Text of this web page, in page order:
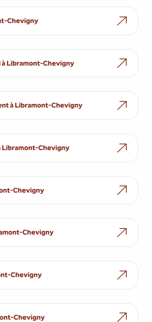
Chevigny
à Libramont-Chevigny
à Libramont-Chevigny
Libramont-Chevigny
Chevigny
Chevigny
Chevigny
Chevigny